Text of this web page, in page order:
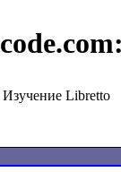
Изучение Libretto